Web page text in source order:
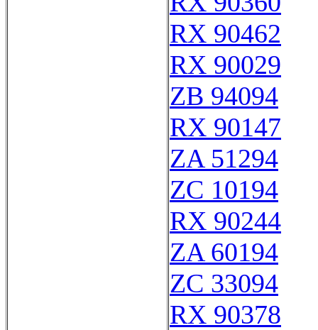
RX 90462
RX 90029
ZB 94094
RX 90147
ZA 51294
ZC 10194
RX 90244
ZA 60194
ZC 33094
RX 90378